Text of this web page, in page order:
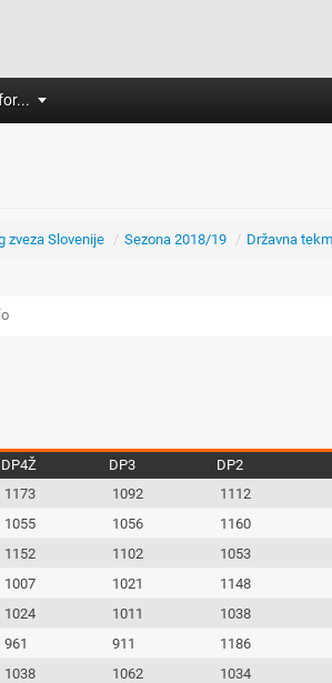
zveza Slovenije / Sezona 2018/19 / Državna
DP4Ž DP3 DP2
1173 1092 1112
1055 1056 1160
1152 1102 1053
1007 1021 1148
1024 1011 1038
961 911 1186
1038 1062 1034